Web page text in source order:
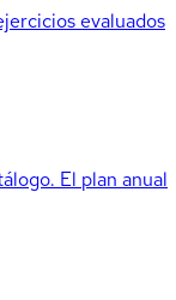
evaluados
El plan anual